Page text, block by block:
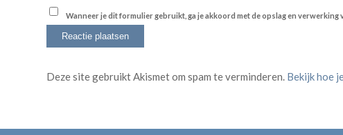
Wanneer je dit formulier gebruikt, ga je akkoord met de opslag en verwerking
Deze site gebruikt Akismet om spam te verminderen. Bekijk hoe